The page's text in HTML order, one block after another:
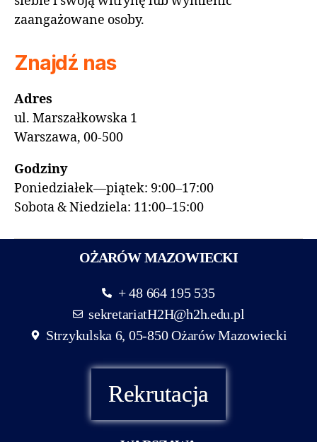
zaangażowane osoby.
Znajdź nas
Adres
ul. Marszałkowska 1
Warszawa, 00-500
Godziny
Poniedziałek—piątek: 9:00–17:00
Sobota & Niedziela: 11:00–15:00
OŻARÓW MAZOWIECKI
+ 48 664 195 535
sekretariatH2H@h2h.edu.pl
Strzykulska 6, 05-850 Ożarów Mazowiecki
Rekrutacja